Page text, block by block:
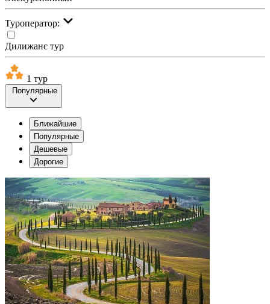
Туроператор:
Дилижанс тур
1 тур
Популярные
Ближайшие
Популярные
Дешевые
Дорогие